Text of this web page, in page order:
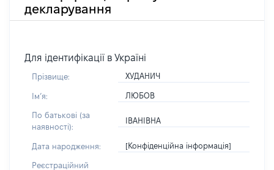
декларування
Для ідентифікації в Україні
Прізвище: ХУДАНИЧ
Імʼя: ЛЮБОВ
По батькові (за
наявності):
ІВАНІВНА
Дата народження: [Конфіденційна інформація]
Реєстраційний